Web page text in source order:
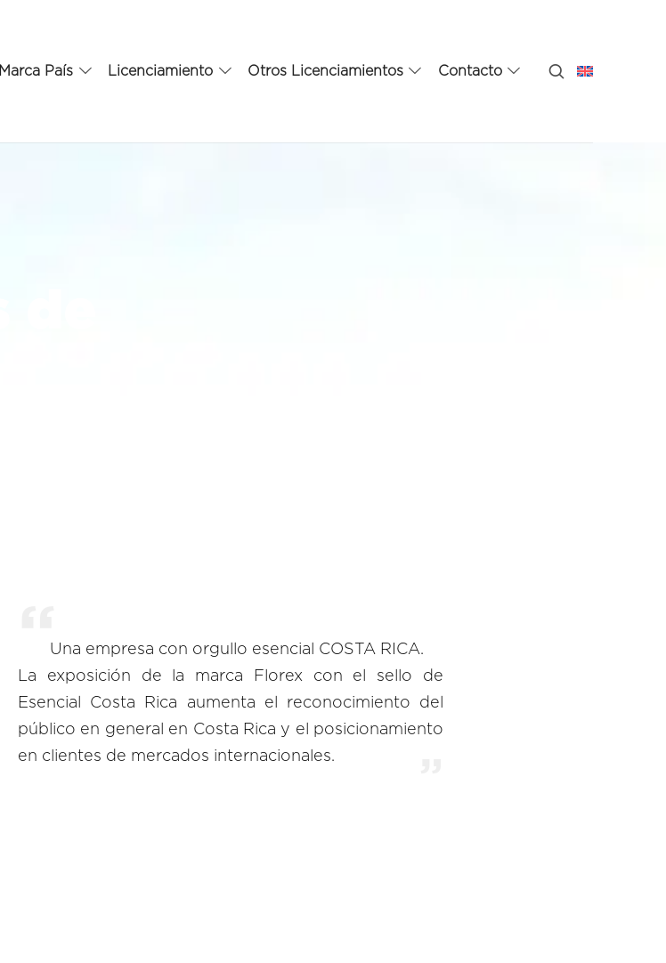
Marca País Licenciamiento Otros Licenciamientos Contacto
Una empresa con orgullo esencial COSTA RICA.
La exposición de la marca Florex con el sello de
Esencial Costa Rica aumenta el reconocimiento del
público en general en Costa Rica y el posicionamiento
en clientes de mercados internacionales.